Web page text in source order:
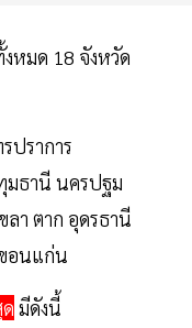
หมด 18 จังหวัด
ปราการ
มธานี นครปฐม
า ตาก อุดรธานี
อนแก่น
มีดังนี้